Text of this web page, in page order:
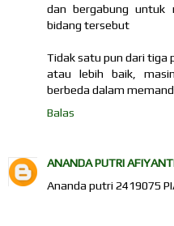
dan bergabung untuk
bidang tersebut
Tidak satu pun dari tiga
atau lebih baik,
berbeda dalam
Balas
ANANDA PUTRI
Ananda putri 2419075